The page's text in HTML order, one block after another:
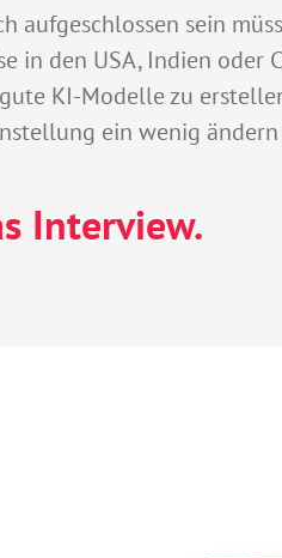
aufgeschlossen sein
in den USA, Indien oder
KI-Modelle zu
ein wenig ändern
Interview.